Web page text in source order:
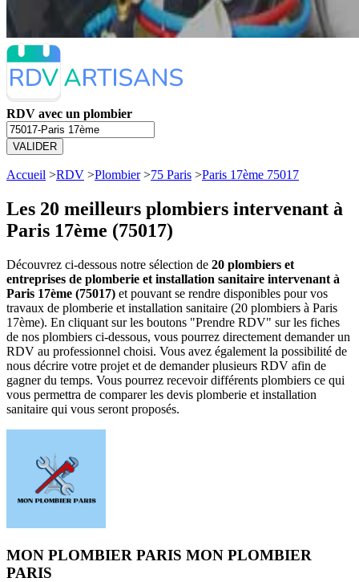
RDV avec un plombier
VALIDER
Accueil >RDV >Plombier>75 Paris >Paris 17ème 75017
Les 20 meilleurs plombiers intervenant à
Paris 17ème (75017)
Découvrez ci-dessous notre sélection de 20 plombiers et
entreprises de plomberie et installation sanitaire intervenant à
Paris 17ème (75017) et pouvant se rendre disponibles pour vos
travaux de plomberie et installation sanitaire (20 plombiers à Paris
17ème). En cliquant sur les boutons "Prendre RDV" sur les fiches
de nos plombiers ci-dessous, vous pourrez directement demander un
RDV au professionnel choisi. Vous avez également la possibilité de
nous décrire votre projet et de demander plusieurs RDV afin de
gagner du temps. Vous pourrez recevoir différents plombiers ce qui
vous permettra de comparer les devis plomberie et installation
sanitaire qui vous seront proposés.
MON PLOMBIER PARIS MON PLOMBIER
PARIS